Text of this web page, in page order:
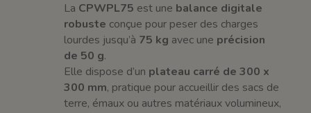
La CPWPL75 est une balance digitale
robuste conçue pour peser des charges
lourdes jusqu’à 75 kg avec une précision
de 50 g.
Elle dispose d’un plateau carré de 300 x
300 mm, pratique pour accueillir des sacs de
terre, émaux ou autres matériaux volumineux,